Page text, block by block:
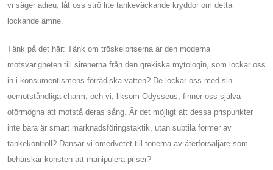
vi säger adieu, låt oss strö lite tankeväckande kryddor om detta
lockande ämne.
Tänk på det här: Tänk om tröskelpriserna är den moderna
motsvarigheten till sirenerna från den grekiska mytologin, som lockar oss
in i konsumentismens förrädiska vatten? De lockar oss med sin
oemotståndliga charm, och vi, liksom Odysseus, finner oss själva
oförmögna att motstå deras sång. Är det möjligt att dessa prispunkter
inte bara är smart marknadsföringstaktik, utan subtila former av
tankekontroll? Dansar vi omedvetet till tonerna av återförsäljare som
behärskar konsten att manipulera priser?